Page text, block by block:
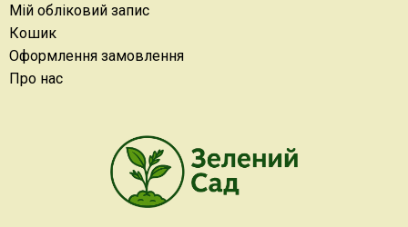
Мій обліковий запис
Кошик
Оформлення замовлення
Про нас